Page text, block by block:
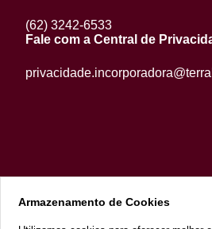
(62) 3242-6533
Fale com a Central de
Armazenamento de Cookies